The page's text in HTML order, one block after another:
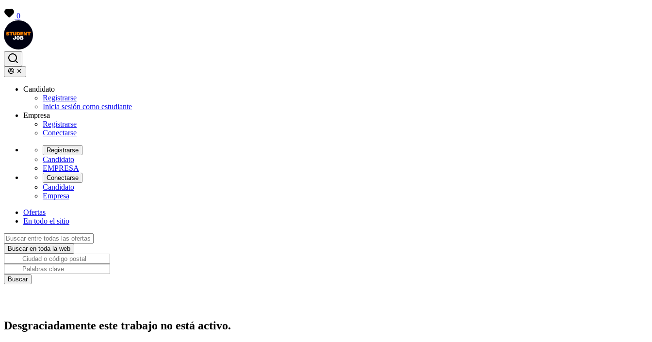
0
Candidato
Registrarse
Inicia sesión como estudiante
Empresa
Registrarse
Conectarse
Registrarse
Candidato
EMPRESA
Conectarse
Candidato
Empresa
Ofertas
En todo el sitio
Desgraciadamente este trabajo no está activo.